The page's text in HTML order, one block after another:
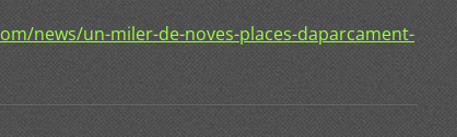
news/un-miler-de-noves-places-daparcament-